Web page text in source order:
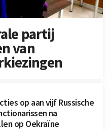
partij
van
op aan vijf Russische
na
op Oekraïne